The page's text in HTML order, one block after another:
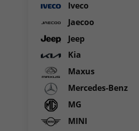
Iveco
Jaecoo
Jeep
Kia
Maxus
Mercedes-Benz
MG
MINI